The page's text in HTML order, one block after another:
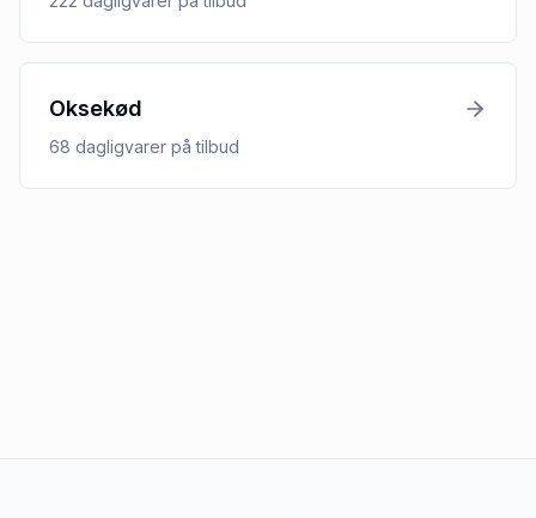
Oksekød
68 dagligvarer på tilbud